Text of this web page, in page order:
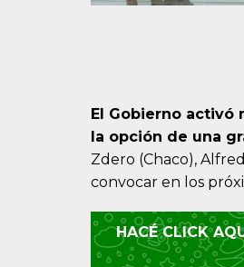
El Gobierno activó
la opción de una
Zdero (Chaco),
convocar en los
HACÉ CLICK